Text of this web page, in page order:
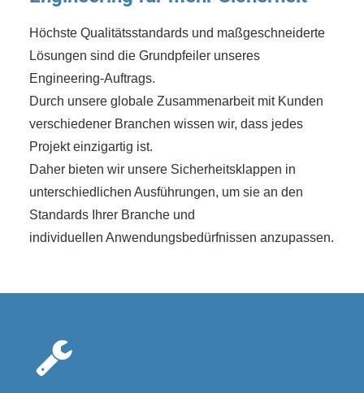
Höchste Qualitätsstandards und maßgeschneiderte
Lösungen sind die Grundpfeiler unseres
Engineering-Auftrags.
Durch unsere globale Zusammenarbeit mit Kunden
verschiedener Branchen wissen wir, dass jedes
Projekt einzigartig ist.
Daher bieten wir unsere Sicherheitsklappen in
unterschiedlichen Ausführungen, um sie an den
Standards Ihrer Branche und
individuellen Anwendungsbedürfnissen anzupassen.